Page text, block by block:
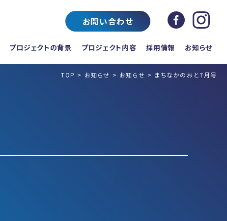
お問い合わせ
プロジェクトの背景 プロジェクト内容 採用情報 お知らせ
TOP > お知らせ > お知らせ > まちなかのおと7月号